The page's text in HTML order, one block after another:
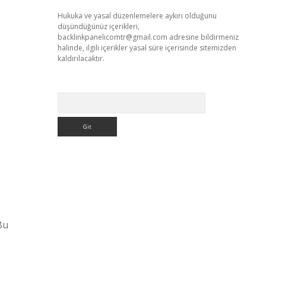
Hukuka ve yasal düzenlemelere aykırı olduğunu
düşündüğünüz içerikleri,
backlinkpanelicomtr@gmail.com adresine bildirmeniz
halinde, ilgili içerikler yasal süre içerisinde sitemizden
kaldırılacaktır.